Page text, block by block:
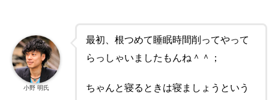
最初、根つめて睡眠時間削ってやって
らっしゃいましたもんね＾＾；
ちゃんと寝るときは寝ましょうという
小野 明氏